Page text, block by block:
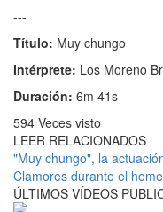
---
Título: Muy chungo
Intérprete: Los Moreno
Duración: 6m 41s
594 Veces visto
LEER RELACIONADOS
"Muy chungo", la
Clamores durante el
ÚLTIMOS VÍDEOS